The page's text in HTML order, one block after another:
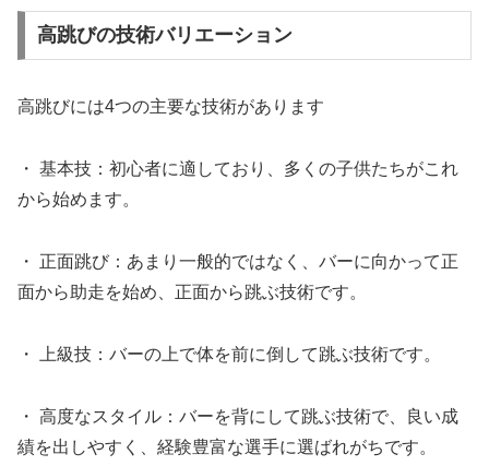
高跳びの技術バリエーション
高跳びには4つの主要な技術があります
・ 基本技：初心者に適しており、多くの子供たちがこれ
から始めます。
・ 正面跳び：あまり一般的ではなく、バーに向かって正
面から助走を始め、正面から跳ぶ技術です。
・ 上級技：バーの上で体を前に倒して跳ぶ技術です。
・ 高度なスタイル：バーを背にして跳ぶ技術で、良い成
績を出しやすく、経験豊富な選手に選ばれがちです。